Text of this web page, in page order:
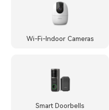
Wi-Fi-Indoor Cameras
Smart Doorbells